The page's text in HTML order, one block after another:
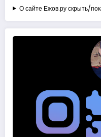
О сайте Ежов.ру скрыть/